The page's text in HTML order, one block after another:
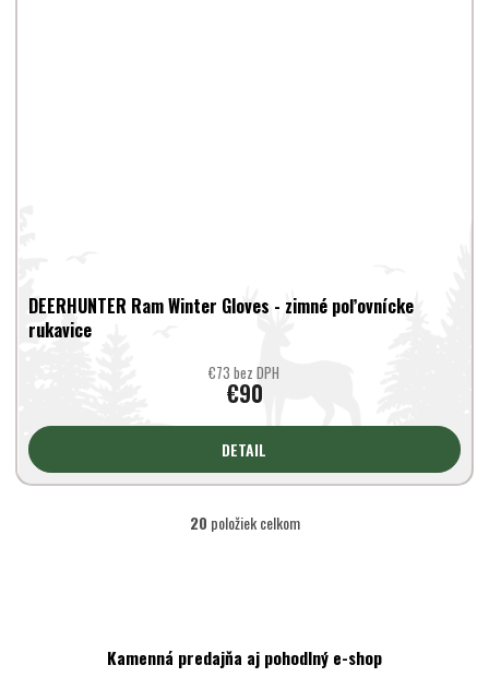
DEERHUNTER Ram Winter Gloves - zimné poľovnícke
rukavice
€73 bez DPH
€90
DETAIL
O
c
20 položiek celkom
Kamenná predajňa aj pohodlný e-shop